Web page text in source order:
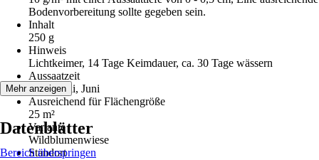
Bodenvorbereitung sollte gegeben sein.
Inhalt
250 g
Hinweis
Lichtkeimer, 14 Tage Keimdauer, ca. 30 Tage wässern
Aussaatzeit
April, Mai, Juni
Ausreichend für Flächengröße
25 m²
Variante
Wildblumenwiese
Standort
Mehr anzeigen
Datenblätter
Bereich überspringen